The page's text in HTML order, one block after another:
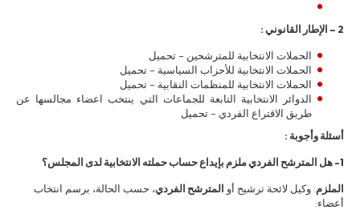
2 – الإطار القانوني :
الحملات الانتخابية للمترشحين – تحميل
الحملات الانتخابية للأحزاب السياسية – تحميل
الحملات الانتخابية للمنظمات النقابية – تحميل
الدوائر الانتخابية التابعة للجماعات التي ينتخب اعضاء مجالسها عن
طريق الاقتراع الفردي – تحميل
أسئلة وأجوبة :
1- هل المترشح الفردي ملزم بإيداع حساب حملته الانتخابية لدى المجلس؟
الملزم: وكيل لائحة ترشيح أو المترشح الفردي، حسب الحالة، برسم انتخاب
أعضاء: